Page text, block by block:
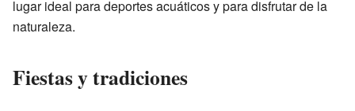
lugar ideal para deportes acuáticos y para disfrutar de la
naturaleza.
Fiestas y tradiciones